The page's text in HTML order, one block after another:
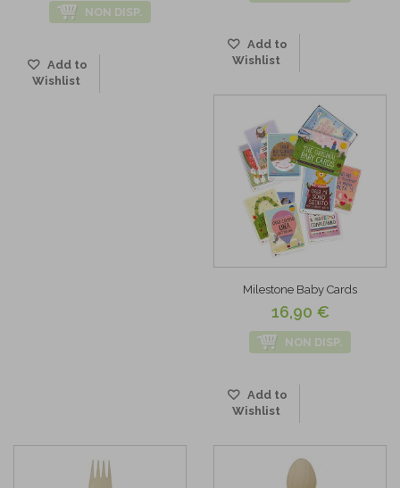
NON DISP.
Add to
Wishlist
Add to
Wishlist
Milestone Baby Cards
16,90 €
NON DISP.
Add to
Wishlist